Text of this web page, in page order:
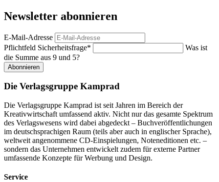
Newsletter abonnieren
E-Mail-Adresse
Pflichtfeld Sicherheitsfrage*
Was ist
die Summe aus 9 und 5?
Abonnieren
Die Verlagsgruppe Kamprad
Die Verlagsgruppe Kamprad ist seit Jahren im Bereich der
Kreativwirtschaft umfassend aktiv. Nicht nur das gesamte Spektrum
des Verlagswesens wird dabei abgedeckt – Buchveröffentlichungen
im deutschsprachigen Raum (teils aber auch in englischer Sprache),
weltweit angenommene CD-Einspielungen, Noteneditionen etc. –
sondern das Unternehmen entwickelt zudem für externe Partner
umfassende Konzepte für Werbung und Design.
Service